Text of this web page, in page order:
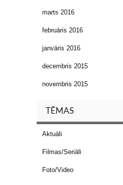
marts 2016
februāris 2016
janvāris 2016
decembris 2015
novembris 2015
TĒMAS
Aktuāli
Filmas/Seriāli
Foto/Video